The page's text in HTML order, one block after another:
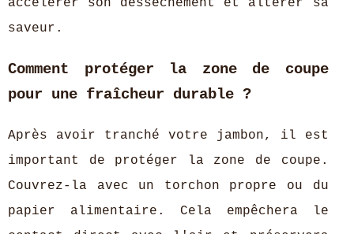
accélérer son dessèchement et altérer sa
saveur.
Comment protéger la zone de coupe
pour une fraîcheur durable ?
Après avoir tranché votre jambon, il est
important de protéger la zone de coupe.
Couvrez-la avec un torchon propre ou du
papier alimentaire. Cela empêchera le